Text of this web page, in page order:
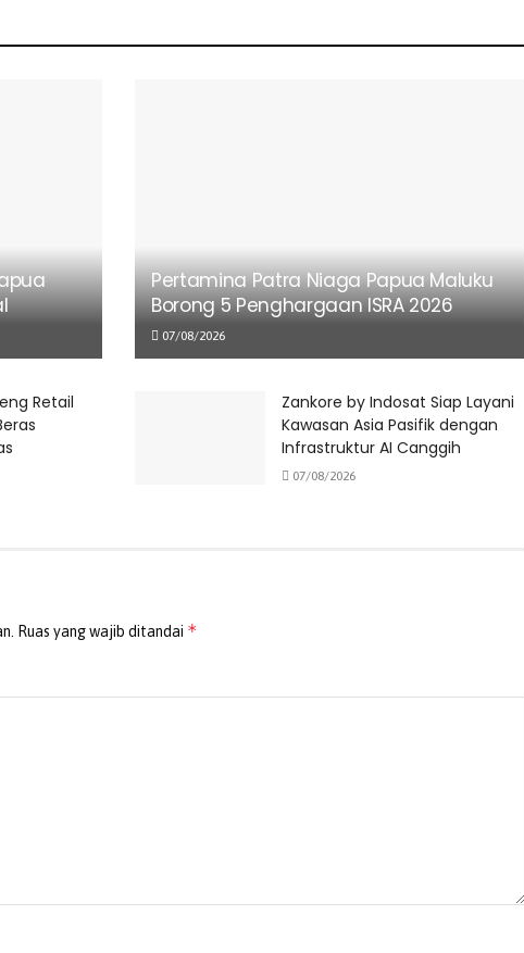
Pertamina Patra Niaga Papua Maluku
Borong 5 Penghargaan ISRA 2026
07/08/2026
Retail
Zankore by Indosat Siap Layani
Kawasan Asia Pasifik dengan
Infrastruktur AI Canggih
07/08/2026
Ruas yang wajib ditandai *